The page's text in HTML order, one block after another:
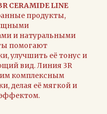
CERAMIDE LINE
продукты,
и натуральными
помогают
улучшить её тонус и
вид. Линия 3R
комплексным
делая её мягкой и